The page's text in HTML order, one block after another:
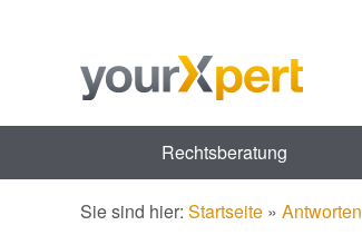
Rechtsberatung
Sie sind hier: Startseite » Antworten